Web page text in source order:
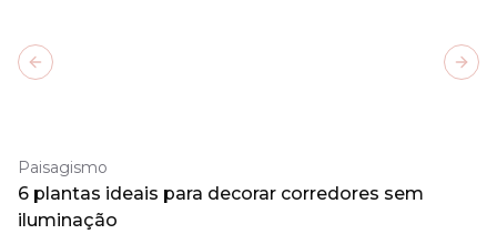
Paisagismo
6 plantas ideais para decorar corredores sem
iluminação
Previous slide